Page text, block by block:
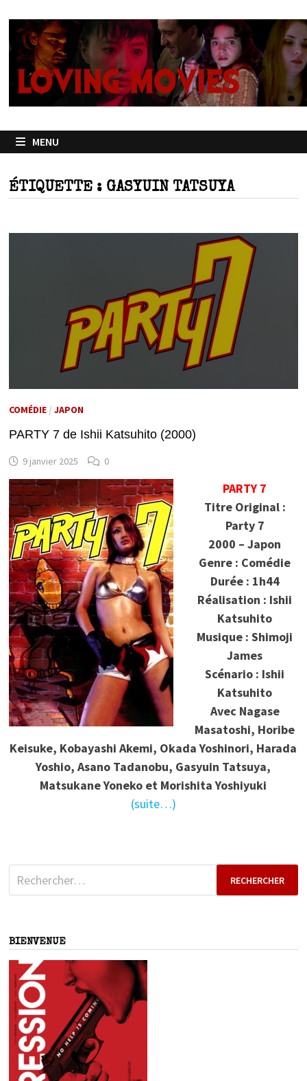
contenu
MENU
ÉTIQUETTE : GASYUIN TATSUYA
COMÉDIE/ JAPON
PARTY 7 de Ishii Katsuhito (2000)
9 janvier 2025 0
PARTY 7
Titre Original :
Party 7
2000 – Japon
Genre : Comédie
Durée : 1h44
Réalisation : Ishii
Katsuhito
Musique : Shimoji
James
Scénario : Ishii
Katsuhito
Avec Nagase
Masatoshi, Horibe
Keisuke, Kobayashi Akemi, Okada Yoshinori, Harada
Yoshio, Asano Tadanobu, Gasyuin Tatsuya,
Matsukane Yoneko et Morishita Yoshiyuki
(suite…)
Rechercher :
BIENVENUE